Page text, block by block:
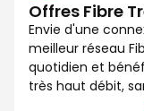
Offres Fibre
Envie d'une
meilleur réseau
quotidien et
très haut débit,